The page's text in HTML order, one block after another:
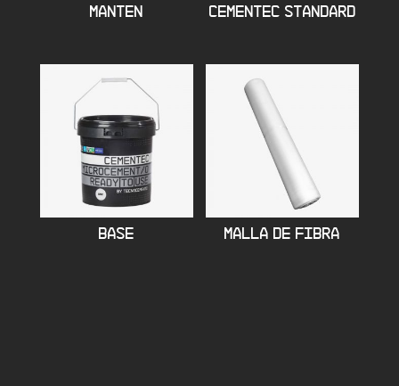
MANTEN CEMENTEC STANDARD
BASE MALLA DE FIBRA